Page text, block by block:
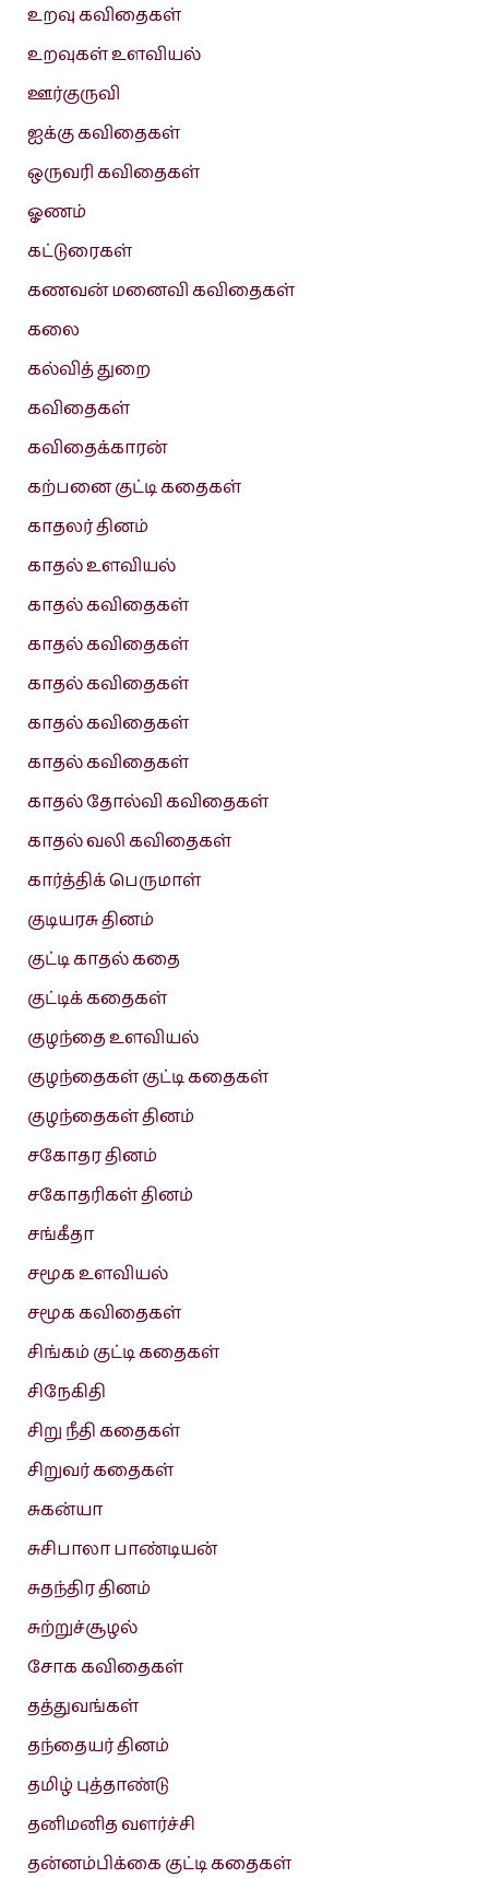
உறவு கவிதைகள்
உறவுகள் உளவியல்
ஊர்குருவி
ஐக்கு கவிதைகள்
ஒருவரி கவிதைகள்
ஓணம்
கட்டுரைகள்
கணவன் மனைவி கவிதைகள்
கலை
கல்வித் துறை
கவிதைகள்
கவிதைக்காரன்
கற்பனை குட்டி கதைகள்
காதலர் தினம்
காதல் உளவியல்
காதல் கவிதைகள்
காதல் கவிதைகள்
காதல் கவிதைகள்
காதல் கவிதைகள்
காதல் கவிதைகள்
காதல் தோல்வி கவிதைகள்
காதல் வலி கவிதைகள்
கார்த்திக் பெருமாள்
குடியரசு தினம்
குட்டி காதல் கதை
குட்டிக் கதைகள்
குழந்தை உளவியல்
குழந்தைகள் குட்டி கதைகள்
குழந்தைகள் தினம்
சகோதர தினம்
சகோதரிகள் தினம்
சங்கீதா
சமூக உளவியல்
சமூக கவிதைகள்
சிங்கம் குட்டி கதைகள்
சிநேகிதி
சிறு நீதி கதைகள்
சிறுவர் கதைகள்
சுகன்யா
சுசிபாலா பாண்டியன்
சுதந்திர தினம்
சுற்றுச்சூழல்
சோக கவிதைகள்
தத்துவங்கள்
தந்தையர் தினம்
தமிழ் புத்தாண்டு
தனிமனித வளர்ச்சி
தன்னம்பிக்கை குட்டி கதைகள்